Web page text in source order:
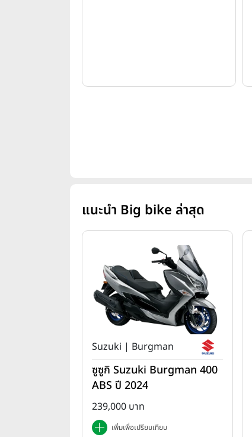
แนะนำ Big bike ล่าสุด
Suzuki | Burgman
ซูซูกิ Suzuki Burgman 400
ABS ปี 2024
239,000 บาท
เพิ่มเพื่อเปรียบเทียบ